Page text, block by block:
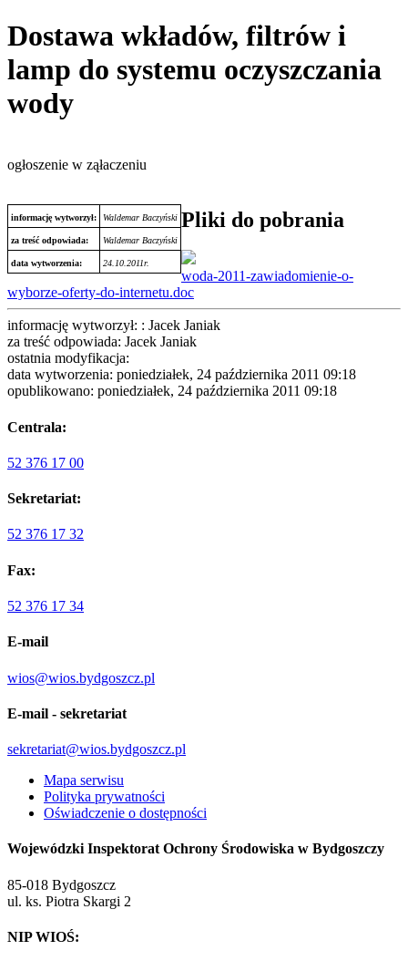
Dostawa wkładów, filtrów i
lamp do systemu oczyszczania
wody
ogłoszenie w ząłaczeniu
informację wytworzył: Waldemar Baczyński
za treść odpowiada: Waldemar Baczyński
data wytworzenia: 24.10.2011r.
Pliki do pobrania
woda-2011-zawiadomienie-o-
wyborze-oferty-do-internetu.doc
informację wytworzył: : Jacek Janiak
za treść odpowiada: Jacek Janiak
ostatnia modyfikacja:
data wytworzenia: poniedziałek, 24 października 2011 09:18
opublikowano: poniedziałek, 24 października 2011 09:18
Centrala:
52 376 17 00
Sekretariat:
52 376 17 32
Fax:
52 376 17 34
E-mail
wios@wios.bydgoszcz.pl
E-mail - sekretariat
sekretariat@wios.bydgoszcz.pl
Mapa serwisu
Polityka prywatności
Oświadczenie o dostępności
Wojewódzki Inspektorat Ochrony Środowiska w Bydgoszczy
85-018 Bydgoszcz
ul. ks. Piotra Skargi 2
NIP WIOŚ: